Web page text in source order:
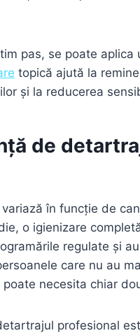
pas, se poate
topică ajută la
și la reducerea
de
în funcție de
o igienizare
regulate și
care nu au
necesita chiar
profesional